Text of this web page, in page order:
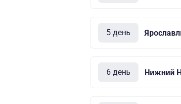
5 день
6 день Нижний